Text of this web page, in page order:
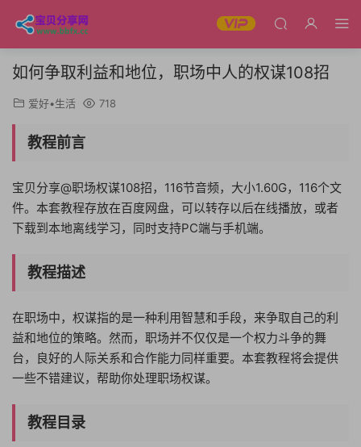
如何争取利益和地位，职场中人的权谋108招
爱好•生活 718
教程前言
宝贝分享@职场权谋108招，116节音频，大小1.60G，116个文
件。本套教程存放在百度网盘，可以转存以后在线播放，或者
下载到本地离线学习，同时支持PC端与手机端。
教程描述
在职场中，权谋指的是一种利用智慧和手段，来争取自己的利
益和地位的策略。然而，职场并不仅仅是一个权力斗争的舞
台，良好的人际关系和合作能力同样重要。本套教程将会提供
一些不错建议，帮助你处理职场权谋。
教程目录